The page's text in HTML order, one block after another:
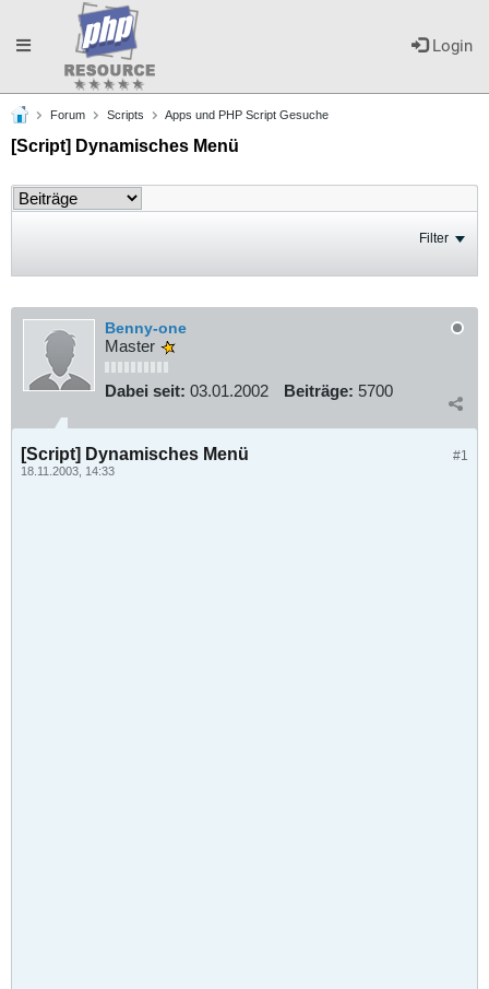
Login
Toggle
navigation
Forum Scripts Apps und PHP Script Gesuche
[Script] Dynamisches Menü
Filter
Benny-one
Master
Dabei seit: 03.01.2002 Beiträge: 5700
#1
[Script] Dynamisches Menü
18.11.2003, 14:33